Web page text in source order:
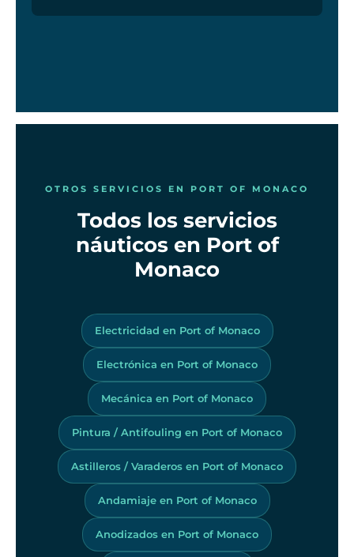
OTROS SERVICIOS EN PORT OF MONACO
Todos los servicios
náuticos en Port of
Monaco
Electricidad en Port of Monaco
Electrónica en Port of Monaco
Mecánica en Port of Monaco
Pintura / Antifouling en Port of Monaco
Astilleros / Varaderos en Port of Monaco
Andamiaje en Port of Monaco
Anodizados en Port of Monaco